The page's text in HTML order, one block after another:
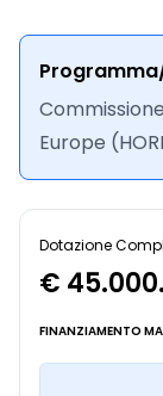
Europe
Dotazione
€
FINANZIAMENTO